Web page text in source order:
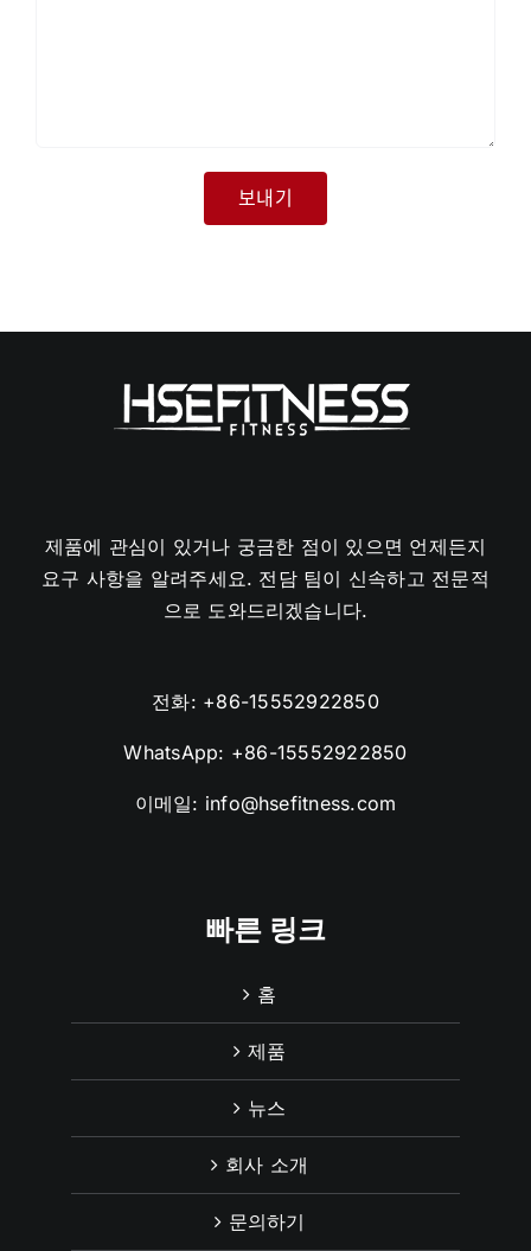
제품에 관심이 있거나 궁금한 점이 있으면 언제든지
요구 사항을 알려주세요. 전담 팀이 신속하고 전문적
으로 도와드리겠습니다.
전화: +86-15552922850
WhatsApp: +86-15552922850
이메일: info@hsefitness.com
빠른 링크
홈
제품
뉴스
회사 소개
문의하기